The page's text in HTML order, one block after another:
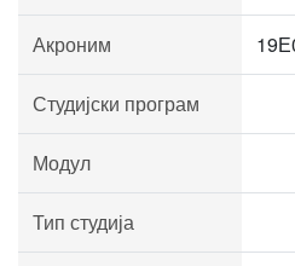
Акроним
Студијски програм
Модул
Тип студија